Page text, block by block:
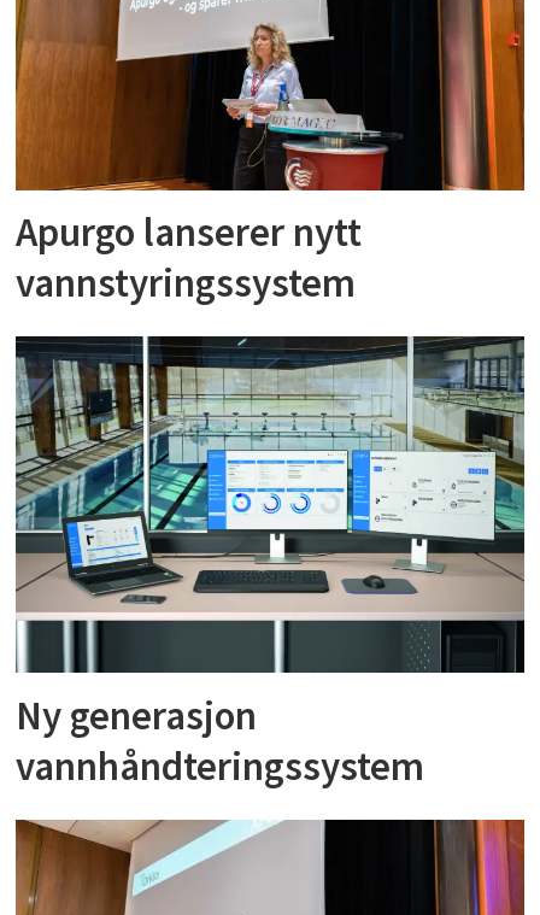
Apurgo lanserer nytt
vannstyringssystem
Ny generasjon
vannhåndteringssystem